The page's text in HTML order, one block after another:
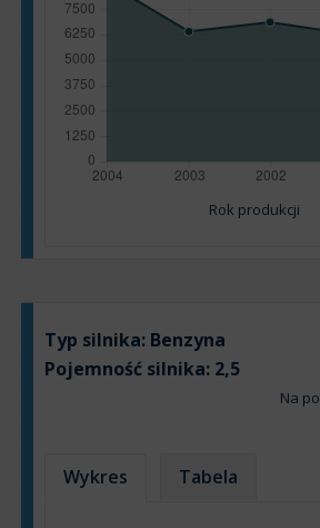
Rok produkcji
Typ silnika: Benzyna
Pojemność silnika: 2,5
Na
Wykres Tabela